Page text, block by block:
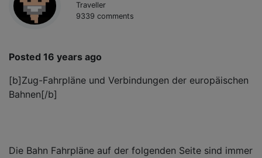
Traveller
9339 comments
Posted 16 years ago
[b]Zug-Fahrpläne und Verbindungen der europäischen
Bahnen[/b]
Die Bahn Fahrpläne auf der folgenden Seite sind immer